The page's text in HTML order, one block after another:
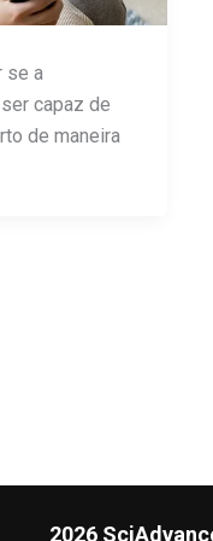
se a
capaz de
de maneira
2026